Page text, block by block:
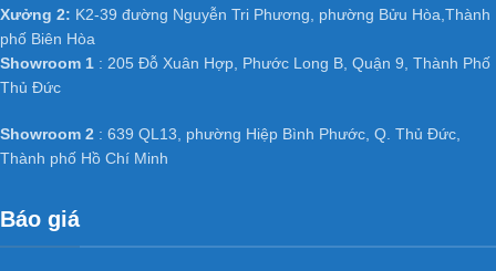
Web:cuanhuacomposite.net–kingdoor.com.vn–
hoabinhdoor.com
Email : dongpham.hoabinhdoor@gmail.com
Xưởng 2: K2-39 đường Nguyễn Tri Phương, phường Bửu Hòa,Thành
phố Biên Hòa
Showroom 1 : 205 Đỗ Xuân Hợp, Phước Long B, Quận 9, Thành Phố
Thủ Đức
Showroom 2 : 639 QL13, phường Hiệp Bình Phước, Q. Thủ Đức,
Thành phố Hồ Chí Minh
Báo giá